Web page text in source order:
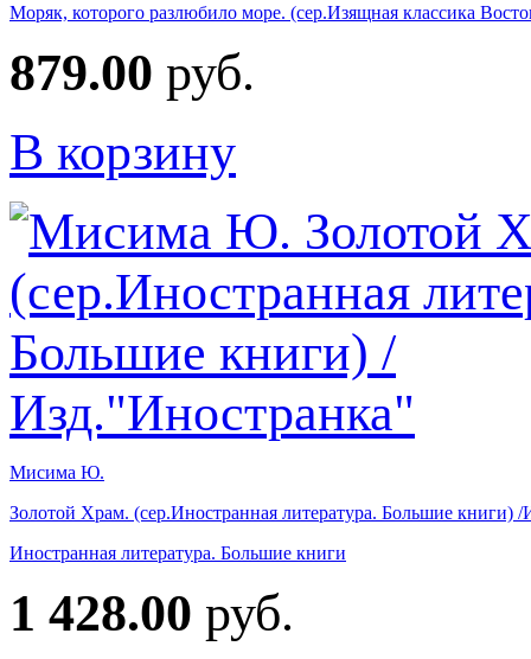
Моряк, которого разлюбило море. (сер.Изящная классика
879.00 руб.
В корзину
Мисима Ю.
Золотой Храм. (сер.Иностранная литература. Большие книги)
Иностранная литература. Большие книги
1 428.00 руб.